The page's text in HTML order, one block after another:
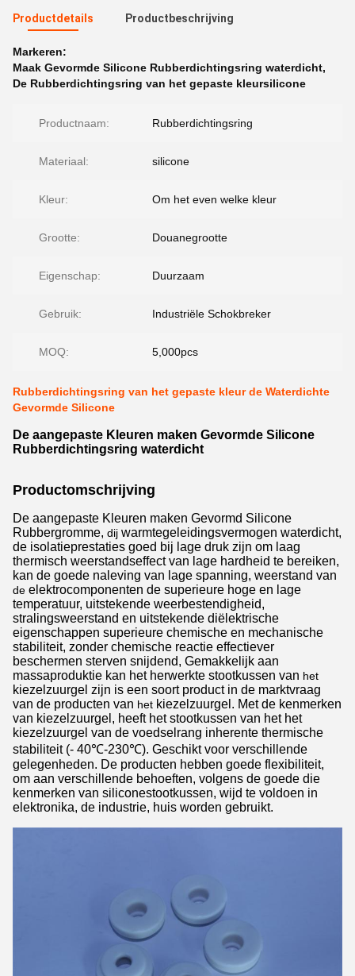
Productdetails Productbeschrijving
Markeren:
Maak Gevormde Silicone Rubberdichtingsring waterdicht,
De Rubberdichtingsring van het gepaste kleursilicone
Productnaam: Rubberdichtingsring
Materiaal: silicone
Kleur: Om het even welke kleur
Grootte: Douanegrootte
Eigenschap: Duurzaam
Gebruik: Industriële Schokbreker
MOQ: 5,000pcs
Rubberdichtingsring van het gepaste kleur de Waterdichte
Gevormde Silicone
De aangepaste Kleuren maken Gevormde Silicone
Rubberdichtingsring waterdicht
Productomschrijving
De aangepaste Kleuren maken Gevormd Silicone
Rubbergromme, dij warmtegeleidingsvermogen waterdicht,
de isolatieprestaties goed bij lage druk zijn om laag
thermisch weerstandseffect van lage hardheid te bereiken,
kan de goede naleving van lage spanning, weerstand van
de elektrocomponenten de superieure hoge en lage
temperatuur, uitstekende weerbestendigheid,
stralingsweerstand en uitstekende diëlektrische
eigenschappen superieure chemische en mechanische
stabiliteit, zonder chemische reactie effectiever
beschermen sterven snijdend, Gemakkelijk aan
massaproduktie kan het herwerkte stootkussen van het
kiezelzuurgel zijn is een soort product in de marktvraag
van de producten van het kiezelzuurgel. Met de kenmerken
van kiezelzuurgel, heeft het stootkussen van het het
kiezelzuurgel van de voedselrang inherente thermische
stabiliteit (- 40℃-230℃). Geschikt voor verschillende
gelegenheden. De producten hebben goede flexibiliteit,
om aan verschillende behoeften, volgens de goede die
kenmerken van siliconestootkussen, wijd te voldoen in
elektronika, de industrie, huis worden gebruikt.